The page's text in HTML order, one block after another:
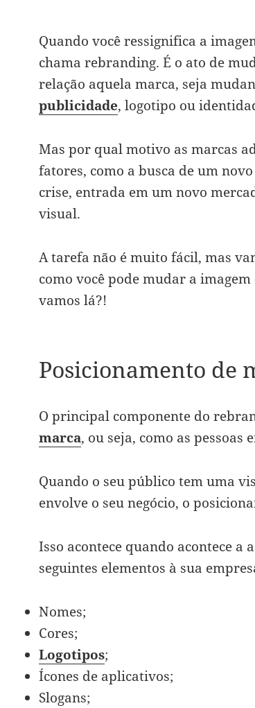
Quando você ressignifica a
chama rebranding. É o ato de
relação aquela marca, seja
publicidade, logotipo ou
Mas por qual motivo as marcas
fatores, como a busca de um
crise, entrada em um novo
visual.
A tarefa não é muito fácil, mas
como você pode mudar a
vamos lá?!
Posicionamento de
O principal componente do
marca, ou seja, como as pessoas
Quando o seu público tem uma
envolve o seu negócio, o
Isso acontece quando acontece a
seguintes elementos à sua
Nomes;
Cores;
Logotipos;
Ícones de aplicativos;
Slogans;